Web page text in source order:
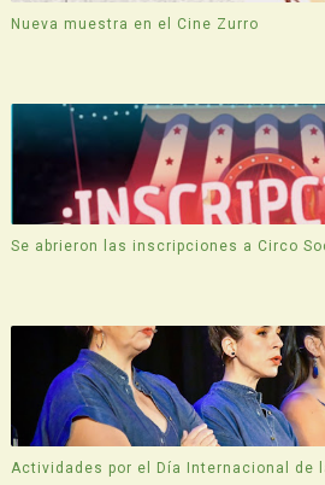
Nueva muestra en el Cine Zurro
Se abrieron las inscripciones a Circo
Actividades por el Día Internacional de